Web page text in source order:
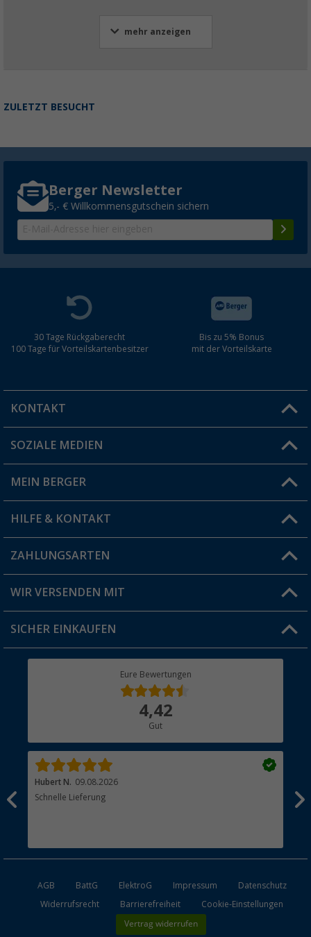
mehr anzeigen
ZULETZT BESUCHT
Berger Newsletter
5,- € Willkommensgutschein sichern
30 Tage Rückgaberecht
100 Tage für Vorteilskartenbesitzer
Bis zu 5% Bonus
mit der Vorteilskarte
KONTAKT
Du hast eine Frage?
Filiale finden
SOZIALE MEDIEN
MEIN BERGER
Vorteilskarte
Blog
Jobs & Karriere
HILFE & KONTAKT
FAQ & Kontakt
Versandinformationen
Rücksendung
ZAHLUNGSARTEN
WIR VERSENDEN MIT
SICHER EINKAUFEN
Eure Bewertungen
4,42
Gut
Hubert N. 09.08.2026
Schnelle Lieferung
AGB BattG ElektroG Impressum
Datenschutz
Widerrufsrecht
Barrierefreiheit Cookie-Einstellungen
Vertrag widerrufen